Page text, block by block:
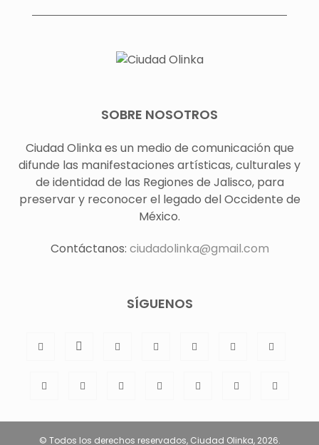
SOBRE NOSOTROS
Ciudad Olinka es un medio de comunicación que
difunde las manifestaciones artísticas, culturales y
de identidad de las Regiones de Jalisco, para
preservar y reconocer el legado del Occidente de
México.
Contáctanos: ciudadolinka@gmail.com
SÍGUENOS
© Todos los derechos reservados, Ciudad Olinka, 2026.